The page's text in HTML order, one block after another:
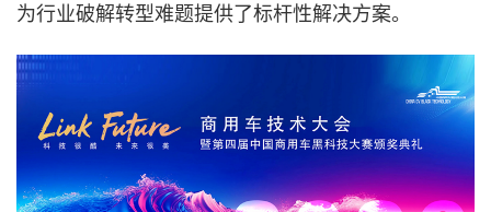
为行业破解转型难题提供了标杆性解决方案。